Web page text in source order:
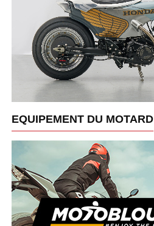
EQUIPEMENT DU MOTARD